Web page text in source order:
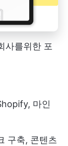
사를위한 포
마인
구축, 콘텐츠